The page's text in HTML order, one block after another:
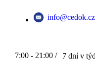
info@cedok.cz
7:00 - 21:00 / 7 dní v